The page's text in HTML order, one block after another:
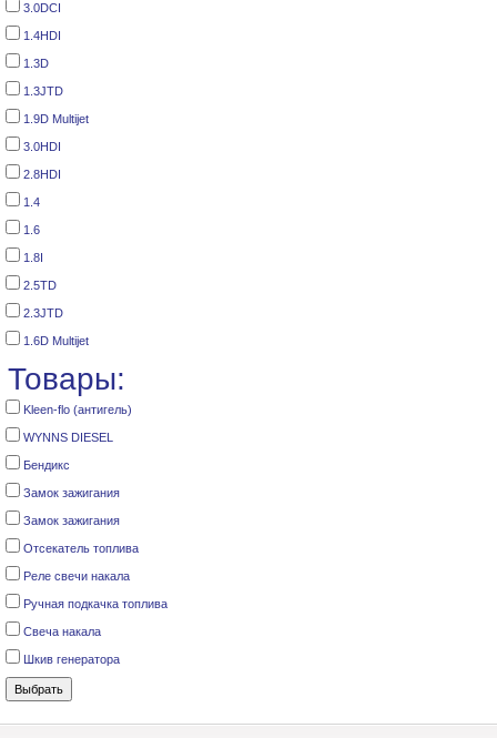
3.0DCI
1.4HDI
1.3D
1.3JTD
1.9D Multijet
3.0HDI
2.8HDI
1.4
1.6
1.8I
2.5TD
2.3JTD
1.6D Multijet
Товары:
Kleen-flo (антигель)
WYNNS DIESEL
Бендикс
Замок зажигания
Замок зажигания
Отсекатель топлива
Реле cвечи накала
Ручная подкачка топлива
Свеча накала
Шкив генератора